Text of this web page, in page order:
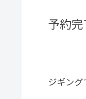
予約
ジギン